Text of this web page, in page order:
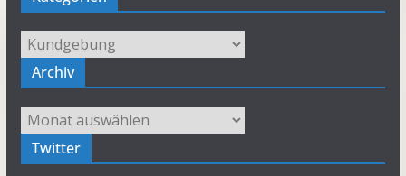
Kategorien
Archiv
Archiv
Twitter